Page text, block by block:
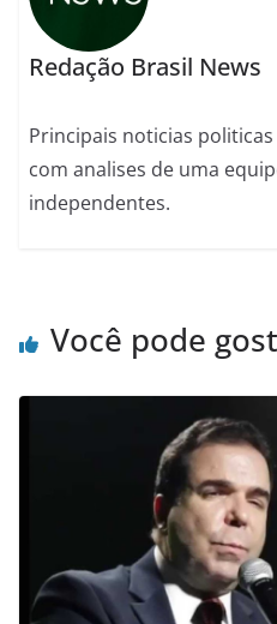
Redação Brasil News
Principais noticias
com analises de uma
independentes.
Você pode